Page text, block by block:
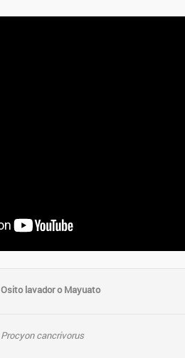
Osito lavador o Mayuato
Procyon cancrivorus